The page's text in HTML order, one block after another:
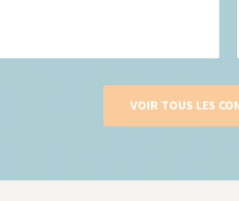
VOIR TOUS LES